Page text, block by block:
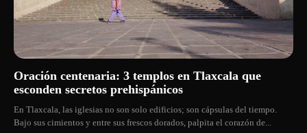
Oración centenaria: 3 templos en Tlaxcala que
esconden secretos prehispánicos
En Tlaxcala, las iglesias no son solo edificios; son cápsulas del tiempo.
Bajo sus cimientos y entre sus frescos dorados, palpita el corazón de...